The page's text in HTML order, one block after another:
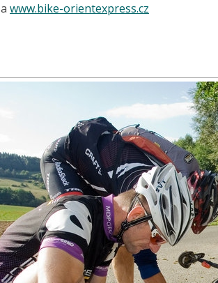
www.bike-orientexpress.cz